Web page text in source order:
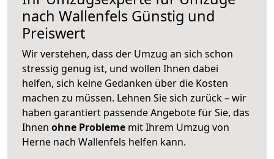
nach Wallenfels Günstig und
Preiswert
Wir verstehen, dass der Umzug an sich schon
stressig genug ist, und wollen Ihnen dabei
helfen, sich keine Gedanken über die Kosten
machen zu müssen. Lehnen Sie sich zurück – wir
haben garantiert passende Angebote für Sie, das
Ihnen ohne Probleme mit Ihrem Umzug von
Herne nach Wallenfels helfen kann.